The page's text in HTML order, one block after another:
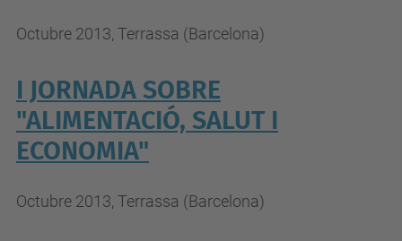
Octubre 2013, Terrassa (Barcelona)
I JORNADA SOBRE
"ALIMENTACIÓ, SALUT I
ECONOMIA"
Octubre 2013, Terrassa (Barcelona)